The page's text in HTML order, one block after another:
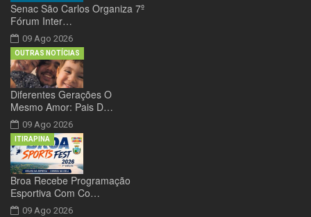
Senac São Carlos Organiza 7º
Fórum Inter…
09 Ago 2026
Diferentes Gerações O
Mesmo Amor: Pais D…
09 Ago 2026
OUTRAS NOTÍCIAS
Broa Recebe Programação
Esportiva Com Co…
09 Ago 2026
ITIRAPINA